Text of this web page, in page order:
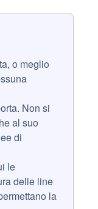
o meglio
Non si
al suo
di
le
delle line
la